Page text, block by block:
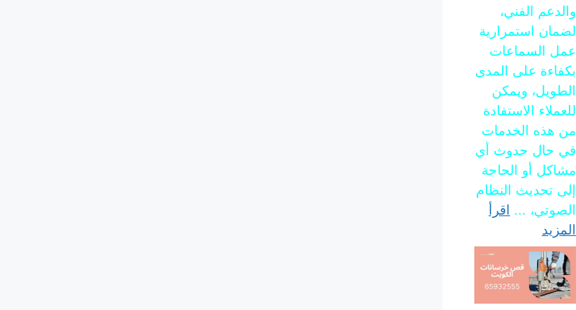
والدعم الفني،
لضمان استمرارية
عمل السماعات
بكفاءة على المدى
الطويل، ويمكن
للعملاء الاستفادة
من هذه الخدمات
في حال حدوث أي
مشاكل أو الحاجة
إلى تحديث النظام
الصوتي، ... اقرأ
المزيد